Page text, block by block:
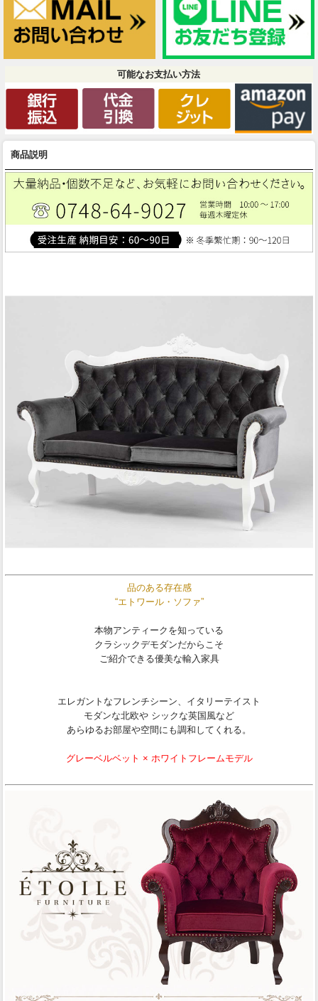
可能なお支払い方法
商品説明
品のある存在感
“エトワール・ソファ”
本物アンティークを知っている
クラシックデモダンだからこそ
ご紹介できる優美な輸入家具
エレガントなフレンチシーン、イタリーテイスト
モダンな北欧や シックな英国風など
あらゆるお部屋や空間にも調和してくれる。
グレーベルベット × ホワイトフレームモデル